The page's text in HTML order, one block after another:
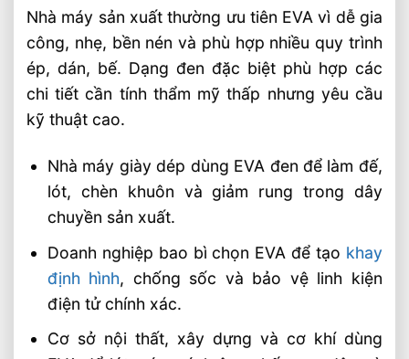
Nhà máy sản xuất thường ưu tiên EVA vì dễ gia
công, nhẹ, bền nén và phù hợp nhiều quy trình
ép, dán, bế. Dạng đen đặc biệt phù hợp các
chi tiết cần tính thẩm mỹ thấp nhưng yêu cầu
kỹ thuật cao.
Nhà máy giày dép dùng EVA đen để làm đế,
lót, chèn khuôn và giảm rung trong dây
chuyền sản xuất.
Doanh nghiệp bao bì chọn EVA để tạo khay
định hình, chống sốc và bảo vệ linh kiện
điện tử chính xác.
Cơ sở nội thất, xây dựng và cơ khí dùng